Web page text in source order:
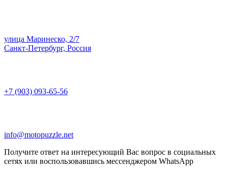
улица Маринеско, 2/7
Санкт-Петербург, Россия
+7 (903) 093-65-56
info@motopuzzle.net
Получите ответ на интересующий Вас вопрос в социальных
сетях или воспользовавшись мессенджером WhatsApp